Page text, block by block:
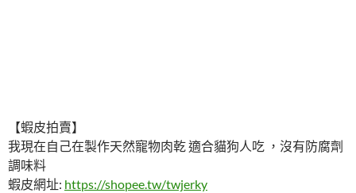
【蝦皮拍賣】
我現在自己在製作天然寵物肉乾 適合貓狗人吃 ，沒有防腐劑
調味料
蝦皮網址: https://shopee.tw/twjerky